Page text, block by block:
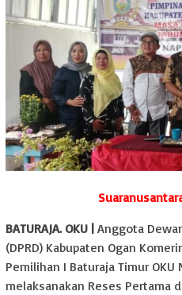
BATURAJA. OKU | Anggota
(DPRD) Kabupaten Ogan
Pemilihan I Baturaja Timur OKU
melaksanakan Reses Pertama